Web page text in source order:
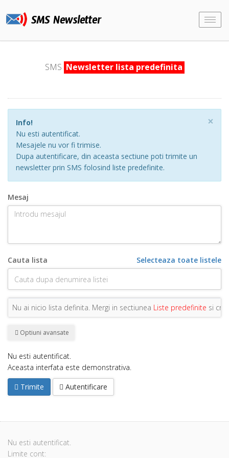
SMS Newsletter
SMS Newsletter lista predefinita
×
Info!
Nu esti autentificat.
Mesajele nu vor fi trimise.
Dupa autentificare, din aceasta sectiune poti trimite un
newsletter prin SMS folosind liste predefinite.
Mesaj
Cauta lista Selecteaza toate listele
Nu ai nicio lista definita. Mergi in sectiunea Liste predefinite si
Optiuni avansate
Nu esti autentificat.
Aceasta interfata este demonstrativa.
Trimite
Autentificare
Nu esti autentificat.
Limite cont: